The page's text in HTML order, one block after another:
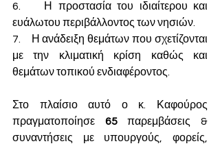
6.    Η προστασία του ιδιαίτερου και
ευάλωτου περιβάλλοντος των νησιών.
7.    Η ανάδειξη θεμάτων που σχετίζονται
με την κλιματική κρίση καθώς και
θεμάτων τοπικού ενδιαφέροντος.
Στο πλαίσιο αυτό ο κ. Καφούρος
πραγματοποίησε 65 παρεμβάσεις &
συναντήσεις με υπουργούς, φορείς,